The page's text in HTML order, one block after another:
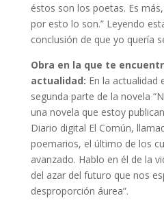
éstos son los poetas. Es
por esto lo son.” Leyendo
conclusión de que yo quería
Obra en la que te
actualidad: En la actualidad
segunda parte de la novela
una novela que estoy
Diario digital El Común,
poemarios, el último de los
avanzado. Hablo en él de la
del azar del futuro que nos
desproporción áurea”.